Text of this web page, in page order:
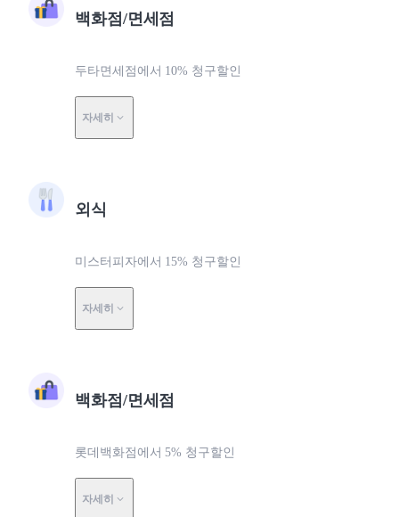
백화점/면세점
두타면세점에서 10% 청구할인
자세히
외식
미스터피자에서 15% 청구할인
자세히
백화점/면세점
롯데백화점에서 5% 청구할인
자세히